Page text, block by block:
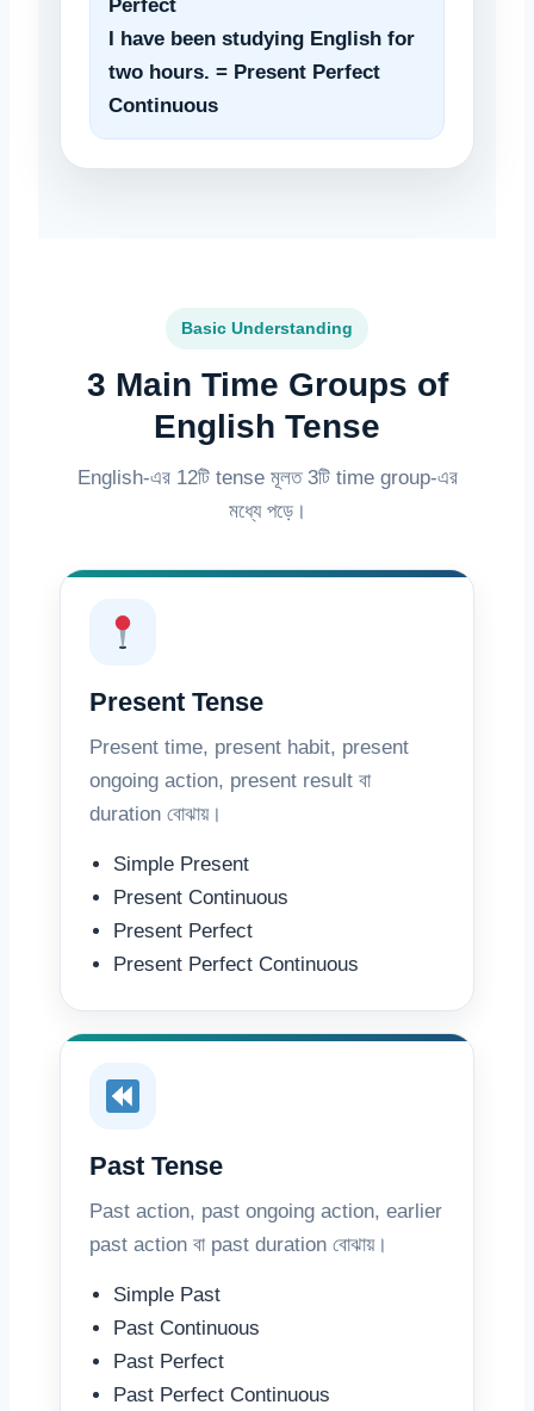
Perfect
I have been studying English for
two hours. = Present Perfect
Continuous
Basic Understanding
3 Main Time Groups of
English Tense
English-এর 12টি tense মূলত 3টি time group-এর
মধ্যে পড়ে।
Present Tense
Present time, present habit, present
ongoing action, present result বা
duration বোঝায়।
Simple Present
Present Continuous
Present Perfect
Present Perfect Continuous
Past Tense
Past action, past ongoing action, earlier
past action বা past duration বোঝায়।
Simple Past
Past Continuous
Past Perfect
Past Perfect Continuous